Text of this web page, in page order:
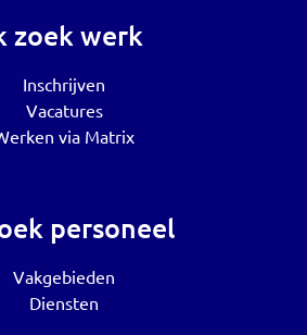
zoek werk
Inschrijven
Vacatures
via Matrix
personeel
Vakgebieden
Diensten